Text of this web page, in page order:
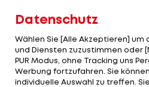
Der Countdown für die
1 VON
Datenschutz
Wählen Sie [Alle Akzeptieren] um
und Diensten zuzustimmen oder
PUR Modus, ohne Tracking uns
Werbung fortzufahren. Sie
individuelle Auswahl zu treffen.